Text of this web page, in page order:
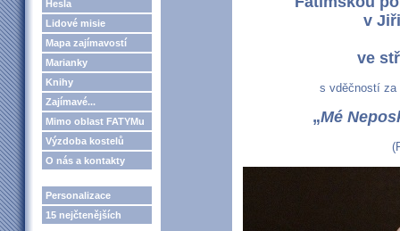
Hesla
Lidové misie
Mapa zajímavostí
Marianky
Knihy
Zajímavé...
Mimo oblast FATYMu
Výzdoba kostelů
O nás a kontakty
Personalizace
15 nejčtenějších
v
ve
s vděčností za
„Mé